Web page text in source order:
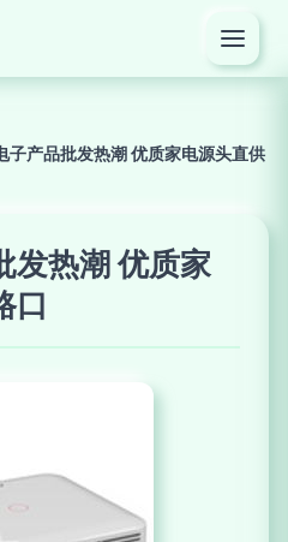
子产品批发热潮 优质家电源头直供
发热潮 优质家
口